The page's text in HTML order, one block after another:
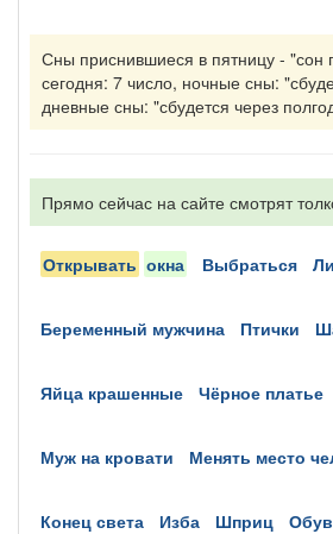
Сны приснившиеся в пятницу - "сон
сегодня: 7 число, ночные сны:
дневные сны: "сбудется через
Прямо сейчас на сайте смотрят
открывать окна выбраться
беременный мужчина птички
яйца крашенные чёрное платье
муж на кровати менять место
конец света изба шприц